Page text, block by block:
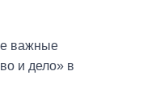
важные
и дело» в